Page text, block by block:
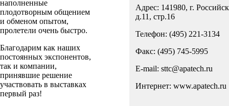
наполненные
плодотворным общением
и обменом опытом,
пролетели очень быстро.
Благодарим как наших
постоянных экспонентов,
так и компании,
принявшие решение
участвовать в выставках
первый раз!
Адрес: 141980, г.
д.11, стр.16
Телефон: (495) 221-3134
Факс: (495) 745-5995
E-mail: sttc@apatech.ru
Интернет: www.apatech.ru